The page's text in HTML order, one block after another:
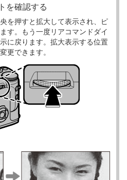
を確認する
を押すと拡大して表示され、ピ
す。もう一度リアコマンドダイ
に戻ります。拡大表示する位置
更できます。